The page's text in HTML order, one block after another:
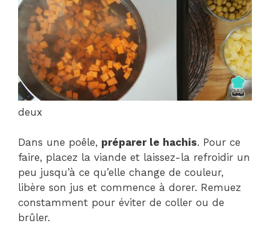
deux
Dans une poêle, préparer le hachis. Pour ce
faire, placez la viande et laissez-la refroidir un
peu jusqu’à ce qu’elle change de couleur,
libère son jus et commence à dorer. Remuez
constamment pour éviter de coller ou de
brûler.